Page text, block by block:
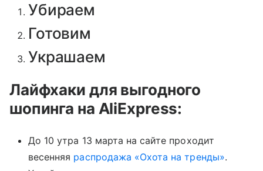
Убираем
Готовим
Украшаем
Лайфхаки для выгодного
шопинга на AliExpress:
До 10 утра 13 марта на сайте проходит
весенняя распродажа «Охота на тренды».